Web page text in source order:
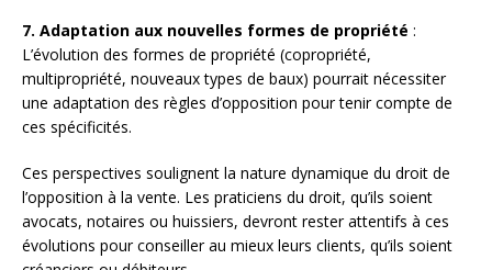
7. Adaptation aux nouvelles formes de propriété :
L’évolution des formes de propriété (copropriété,
multipropriété, nouveaux types de baux) pourrait nécessiter
une adaptation des règles d’opposition pour tenir compte de
ces spécificités.
Ces perspectives soulignent la nature dynamique du droit de
l’opposition à la vente. Les praticiens du droit, qu’ils soient
avocats, notaires ou huissiers, devront rester attentifs à ces
évolutions pour conseiller au mieux leurs clients, qu’ils soient